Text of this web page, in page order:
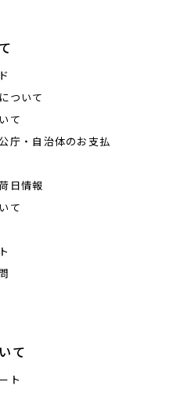
ついて
て
庁・自治体のお支払
日情報
て
て
ト